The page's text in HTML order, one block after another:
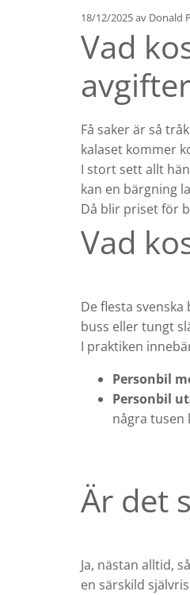
18/12/2025av Donald
Vad
Få saker är så
kalaset kommer
I stort sett allt
kan en bärgning
Då blir priset för
Vad
De flesta
buss eller tungt
I praktiken
Personbil
Personbil
några tusen
Är det
Ja, nästan alltid,
en särskild